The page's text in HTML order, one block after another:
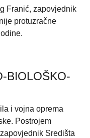
Franić, zapovjednik
protuzračne
BIOLOŠKO-
i vojna oprema
Postrojem
Središta